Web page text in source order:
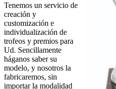
Tenemos un servicio de
creación y
customización e
individualización de
trofeos y premios para
Ud. Sencillamente
háganos saber su
modelo, y nosotros la
fabricaremos, sin
importar la modalidad